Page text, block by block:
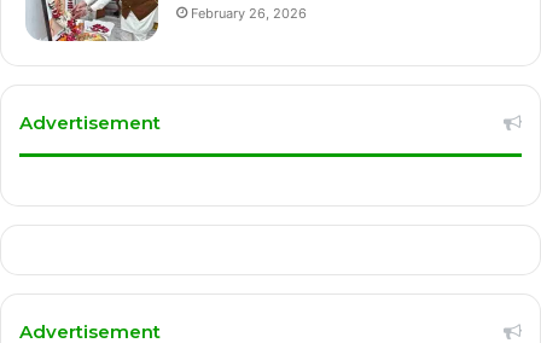
February 26, 2026
Advertisement
Advertisement